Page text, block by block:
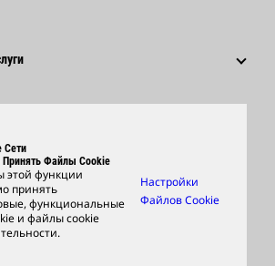
Сети
Файлы Cookie
этой функции
принять
функциональные
и файлы cookie
Настройки
Файлов Cookie